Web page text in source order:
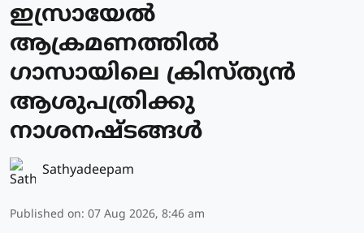
ഇസ്രായേല്‍
ആക്രമണത്തില്‍
ഗാസായിലെ ക്രിസ്ത്യന്‍
ആശുപത്രിക്കു
നാശനഷ്ടങ്ങള്‍
Sathyadeepam
Published on: 07 Aug 2026, 8:46 am